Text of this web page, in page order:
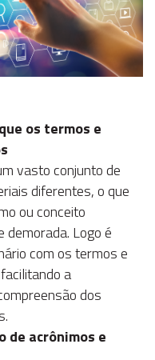
os termos e
vasto conjunto de
diferentes, o que
ou conceito
demorada. Logo é
com os termos e
a
dos
de acrônimos e